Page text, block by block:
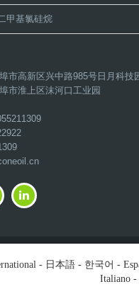
甲基氯硅烷
市高新区兴中路985号日月科技
市淮上区沫河口工业园
- 日本語- 한국어 -
Italiano-